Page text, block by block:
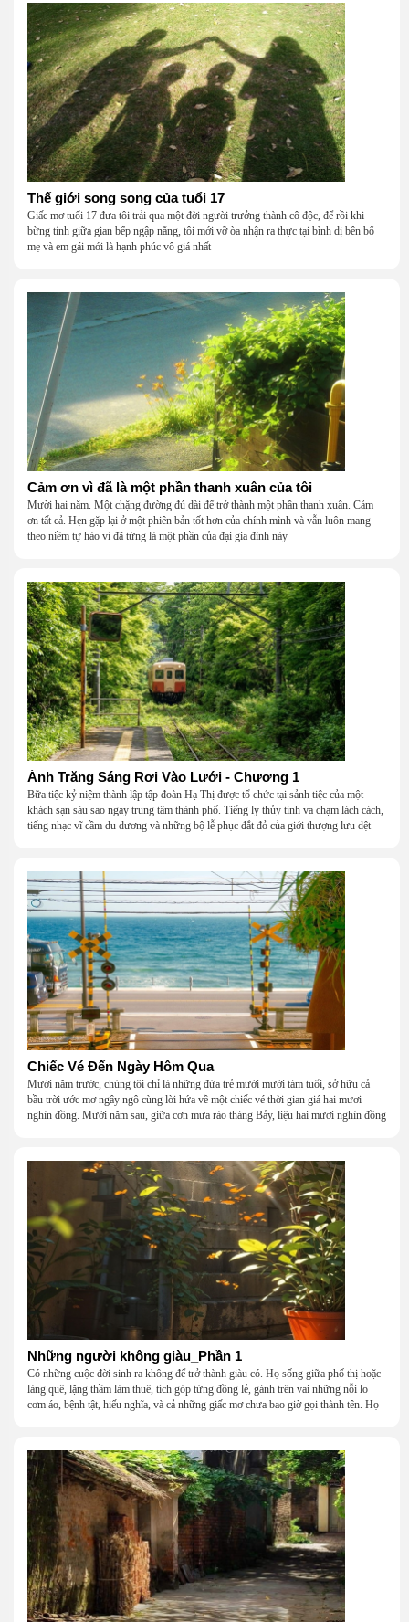
Thế giới song song của tuổi 17
Giấc mơ tuổi 17 đưa tôi trải qua một đời người trưởng thành cô độc, để rồi khi
bừng tỉnh giữa gian bếp ngập nắng, tôi mới vỡ òa nhận ra thực tại bình dị bên bố
mẹ và em gái mới là hạnh phúc vô giá nhất
Cảm ơn vì đã là một phần thanh xuân của tôi
Mười hai năm. Một chặng đường đủ dài để trở thành một phần thanh xuân. Cảm
ơn tất cả. Hẹn gặp lại ở một phiên bản tốt hơn của chính mình và vẫn luôn mang
theo niềm tự hào vì đã từng là một phần của đại gia đình này
Ánh Trăng Sáng Rơi Vào Lưới - Chương 1
Bữa tiệc kỷ niệm thành lập tập đoàn Hạ Thị được tổ chức tại sảnh tiệc của một
khách sạn sáu sao ngay trung tâm thành phố. Tiếng ly thủy tinh va chạm lách cách,
tiếng nhạc vĩ cầm du dương và những bộ lễ phục đắt đỏ của giới thượng lưu dệt
Chiếc Vé Đến Ngày Hôm Qua
Mười năm trước, chúng tôi chỉ là những đứa trẻ mười mười tám tuổi, sở hữu cả
bầu trời ước mơ ngây ngô cùng lời hứa về một chiếc vé thời gian giá hai mươi
nghìn đồng. Mười năm sau, giữa cơn mưa rào tháng Bảy, liệu hai mươi nghìn đồng
Những người không giàu_Phần 1
Có những cuộc đời sinh ra không để trở thành giàu có. Họ sống giữa phố thị hoặc
làng quê, lặng thầm làm thuê, tích góp từng đồng lẻ, gánh trên vai những nỗi lo
cơm áo, bệnh tật, hiếu nghĩa, và cả những giấc mơ chưa bao giờ gọi thành tên. Họ
một mái nhà bằng lòng thương, bằng sự nhẫn nại và một niềm tin cũ kỹ rằng: dẫu
nghèo đến đâu, cũng còn có nhau để quay về.